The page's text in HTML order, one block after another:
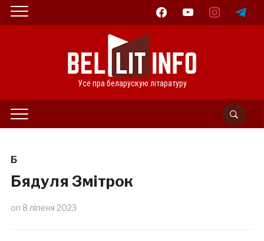
facebookyoutube instagramtelegram
Усё пра беларускую літаратуру
Б
Бядуля Змітрок
on 8 ліпеня 2023